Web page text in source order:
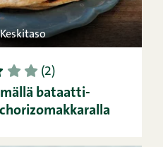
Keskitaso
4 5 (2)
bataatti-